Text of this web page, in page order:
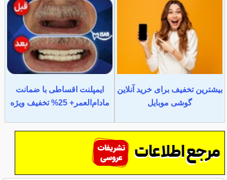
بیشترین تخفیف برای خرید آنلاین
گوشی موبایل
ایمپلنت اقساطی با ضمانت
مادام‌العمر+ 25% تخفیف ویژه